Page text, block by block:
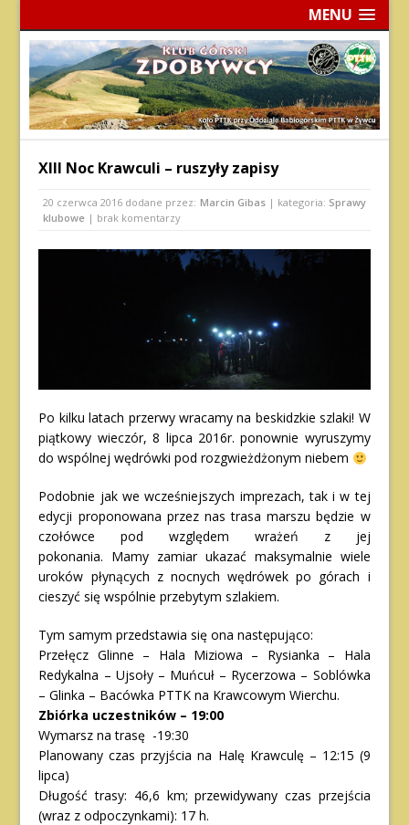
MENU
XIII Noc Krawculi – ruszyły zapisy
20 czerwca 2016 dodane przez: Marcin Gibas | kategoria: Sprawy
klubowe | brak komentarzy
Po kilku latach przerwy wracamy na beskidzkie szlaki! W
piątkowy wieczór, 8 lipca 2016r. ponownie wyruszymy
do wspólnej wędrówki pod rozgwieżdżonym niebem
Podobnie jak we wcześniejszych imprezach, tak i w tej
edycji proponowana przez nas trasa marszu będzie w
czołówce pod względem wrażeń z jej
pokonania. Mamy zamiar ukazać maksymalnie wiele
uroków płynących z nocnych wędrówek po górach i
cieszyć się wspólnie przebytym szlakiem.
Tym samym przedstawia się ona następująco:
Przełęcz Glinne – Hala Miziowa – Rysianka – Hala
Redykalna – Ujsoły – Muńcuł – Rycerzowa – Soblówka
– Glinka – Bacówka PTTK na Krawcowym Wierchu.
Zbiórka uczestników – 19:00
Wymarsz na trasę -19:30
Planowany czas przyjścia na Halę Krawculę – 12:15 (9
lipca)
Długość trasy: 46,6 km; przewidywany czas przejścia
(wraz z odpoczynkami): 17 h.